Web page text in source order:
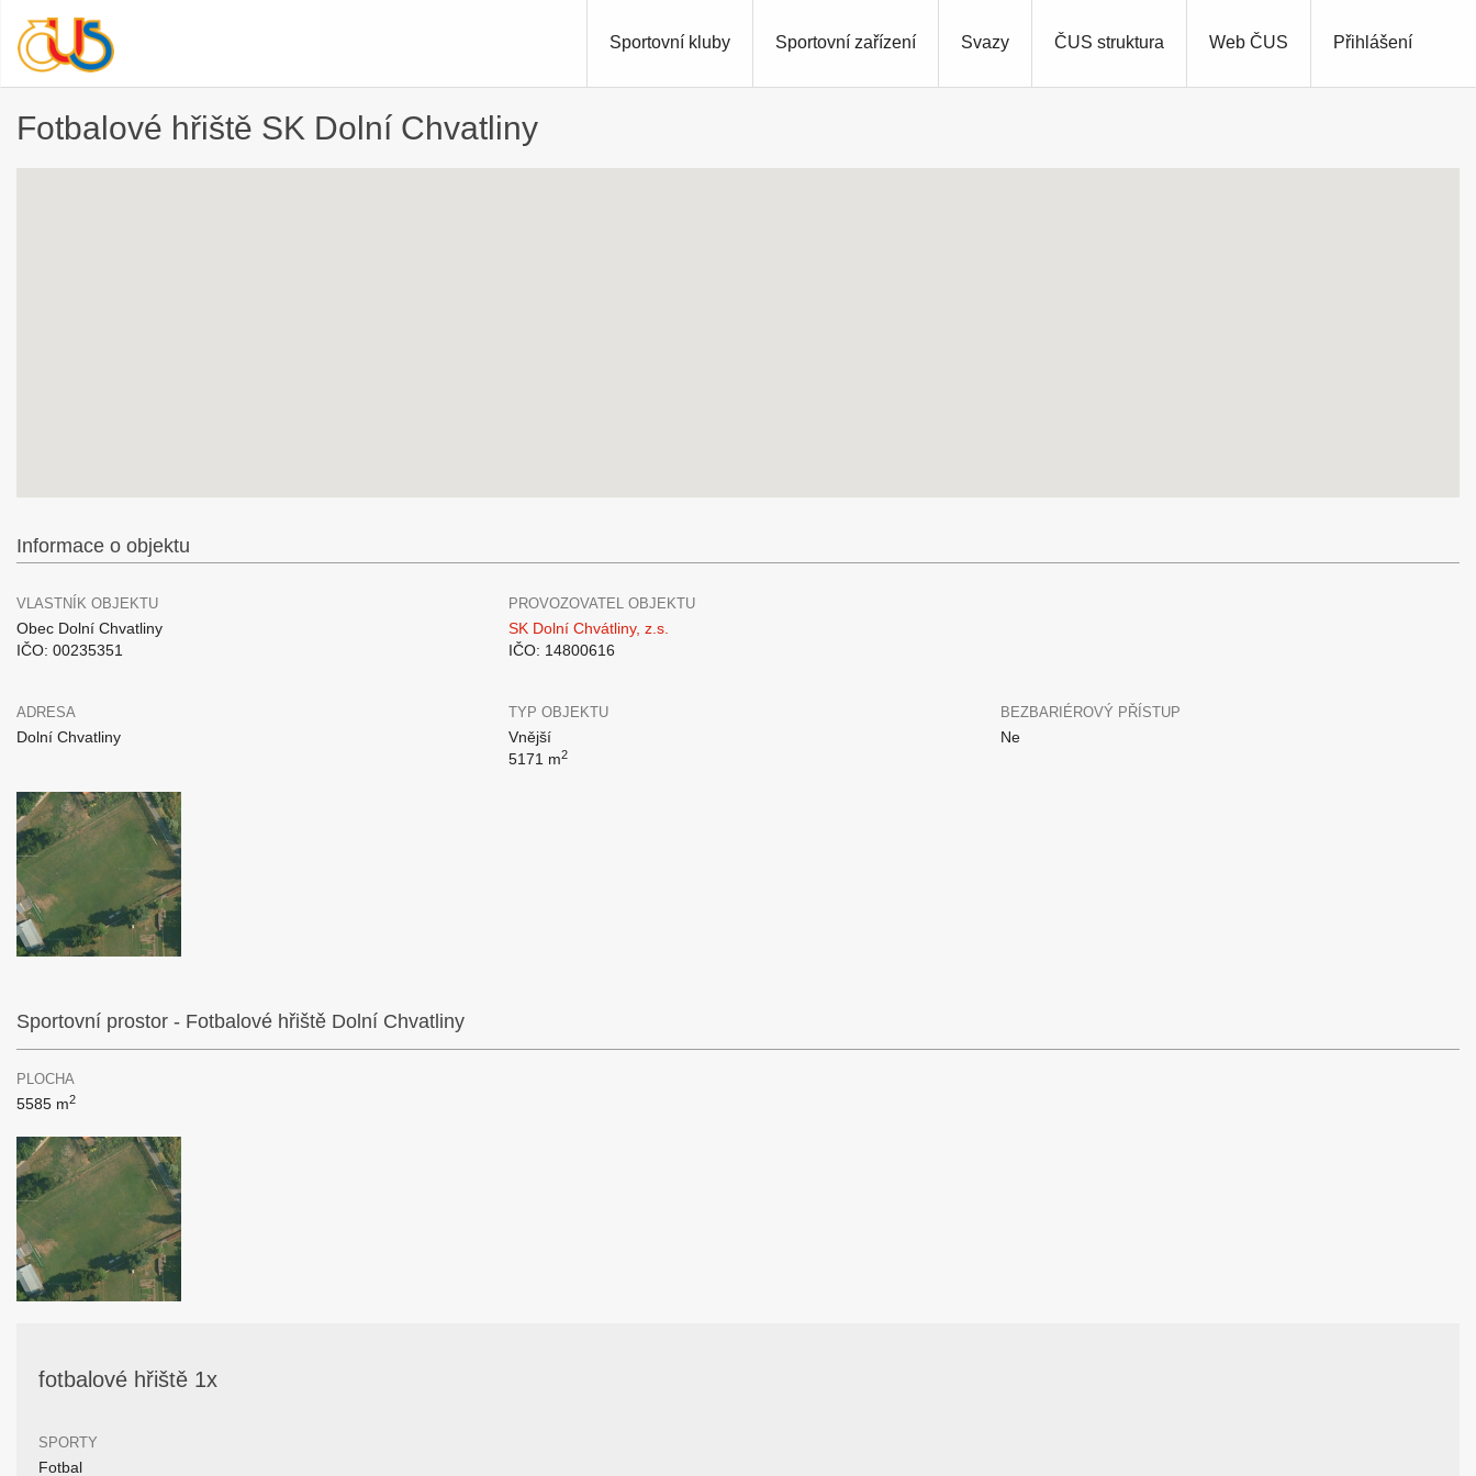
Přihlášení
Sportovní kluby Sportovní zařízení Svazy ČUS struktura Web ČUS
Fotbalové hřiště SK Dolní Chvatliny
Informace o objektu
VLASTNÍK OBJEKTU
Obec Dolní Chvatliny
IČO: 00235351
PROVOZOVATEL OBJEKTU
SK Dolní Chvátliny, z.s.
IČO: 14800616
ADRESA
Dolní Chvatliny
TYP OBJEKTU
Vnější
5171 m2
BEZBARIÉROVÝ PŘÍSTUP
Ne
Sportovní prostor - Fotbalové hřiště Dolní Chvatliny
PLOCHA
5585 m2
fotbalové hřiště 1x
SPORTY
Fotbal